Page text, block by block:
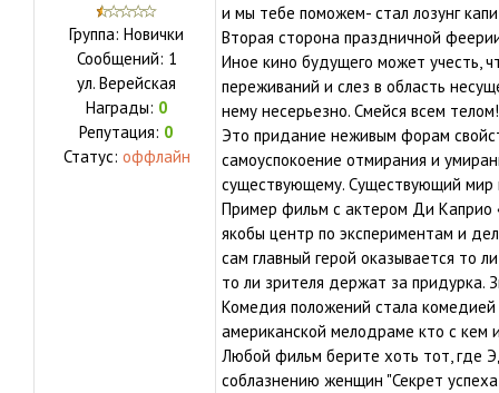
Группа: Новички
Сообщений: 1
ул. Верейская
Награды: 0
Репутация: 0
Статус: оффлайн
и мы тебе поможем- стал лозунг
Вторая сторона праздничной
Иное кино будущего может учесть,
переживаний и слез в область
нему несерьезно. Смейся всем телом!
Это придание неживым форам
самоуспокоение отмирания и
существующему. Существующий мир
Пример фильм с актером Ди Каприо
якобы центр по экспериментам и
сам главный герой оказывается то
то ли зрителя держат за придурка.
Комедия положений стала комедией
американской мелодраме кто с кем
Любой фильм берите хоть тот, где
соблазнению женщин "Секрет